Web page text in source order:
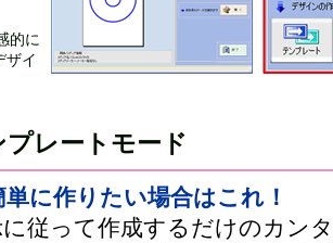
的に
ザイ
プレートモード
に作りたい場合はこれ！
従って作成するだけのカン